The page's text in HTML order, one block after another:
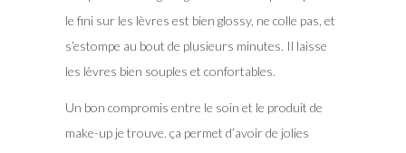
le fini sur les lèvres est bien glossy, ne colle pas, et
s’estompe au bout de plusieurs minutes. Il laisse
les lèvres bien souples et confortables.
Un bon compromis entre le soin et le produit de
make-up je trouve. ça permet d’avoir de jolies